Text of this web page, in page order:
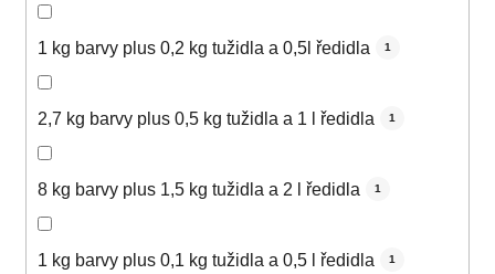
1 kg barvy plus 0,2 kg tužidla a 0,5l ředidla 1
2,7 kg barvy plus 0,5 kg tužidla a 1 l ředidla 1
8 kg barvy plus 1,5 kg tužidla a 2 l ředidla 1
1 kg barvy plus 0,1 kg tužidla a 0,5 l ředidla 1